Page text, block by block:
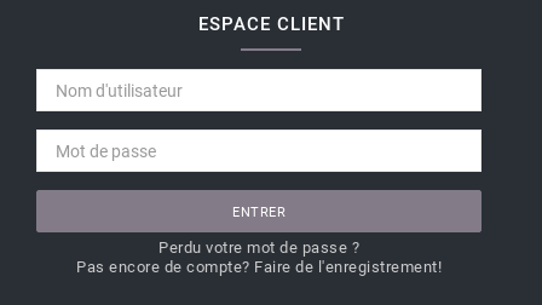
ESPACE CLIENT
ENTRER
Perdu votre mot de passe ?
Pas encore de compte? Faire de l'enregistrement!